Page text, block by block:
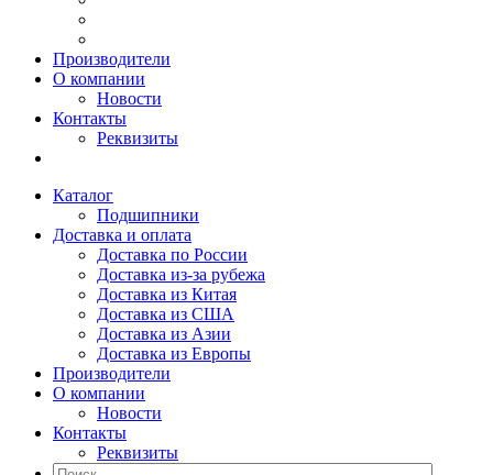
Производители
О компании
Новости
Контакты
Реквизиты
Каталог
Подшипники
Доставка и оплата
Доставка по России
Доставка из-за рубежа
Доставка из Китая
Доставка из США
Доставка из Азии
Доставка из Европы
Производители
О компании
Новости
Контакты
Реквизиты